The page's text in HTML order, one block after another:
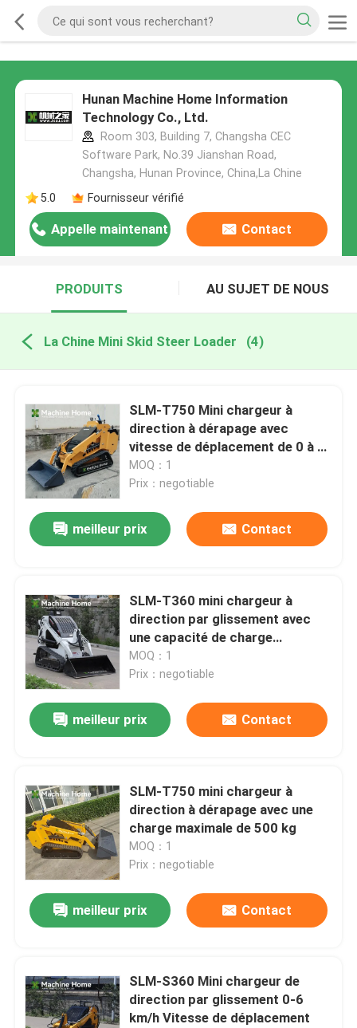
Hunan Machine Home Information
Technology Co., Ltd.
Room 303, Building 7, Changsha CEC
Software Park, No.39 Jianshan Road,
Changsha, Hunan Province, China,La Chine
5.0
Fournisseur vérifié
Appelle maintenant Contact
PRODUITS AU SUJET DE NOUS
La Chine Mini Skid Steer Loader (4)
SLM-T750 Mini chargeur à
direction à dérapage avec
vitesse de déplacement de 0 à 7
km/h
MOQ：1
Prix：negotiable
meilleur prix Contact
SLM-T360 mini chargeur à
direction par glissement avec
une capacité de charge
maximale de 250 kg
MOQ：1
Prix：negotiable
meilleur prix Contact
SLM-T750 mini chargeur à
direction à dérapage avec une
charge maximale de 500 kg
MOQ：1
Prix：negotiable
meilleur prix Contact
SLM-S360 Mini chargeur de
direction par glissement 0-6
km/h Vitesse de déplacement